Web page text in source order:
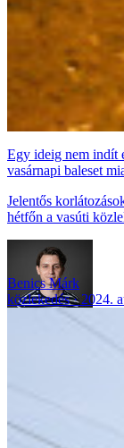
Egy ideig nem indít
vasárnapi baleset
Jelentős
hétfőn a vasúti
Benics Márk
közlekedés
2024.